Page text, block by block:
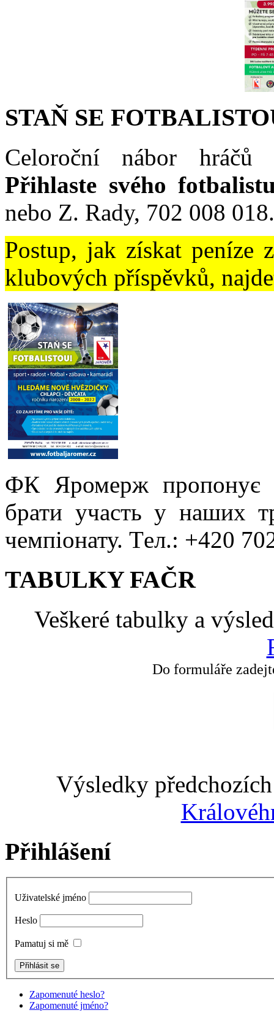
STAŇ SE
Celoroční nábor hráčů
Přihlaste svého
nebo Z. Rady, 702 008 018.
Postup, jak získat peníze
klubových příspěvků,
ФК Яромерж пропонує
брати участь у наших
чемпіонату. Tел.: +420
TABULKY FAČR
Veškeré tabulky a
Do formuláře
Výsledky
Přihlášení
Uživatelské jméno
Heslo
Pamatuj si mě
Zapomenuté heslo?
Zapomenuté jméno?